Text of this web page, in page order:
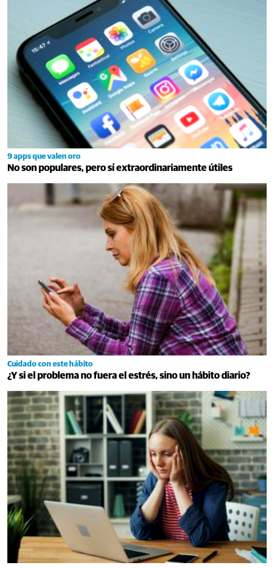
9 apps que valen oro
No son populares, pero sí extraordinariamente útiles
Cuidado con este hábito
¿Y si el problema no fuera el estrés, sino un hábito diario?